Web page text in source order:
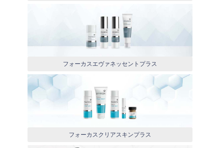
フォーカスエヴァネッセントプラス
フォーカスクリアスキンプラス